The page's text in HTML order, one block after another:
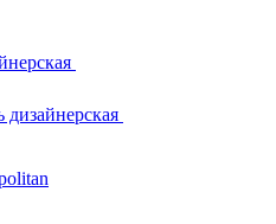
дизайнерская